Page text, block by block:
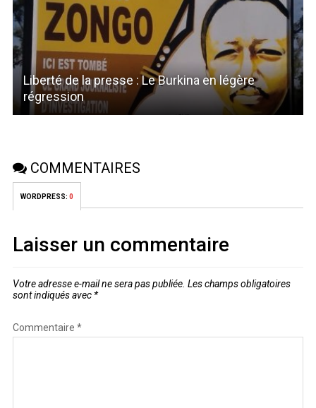
Liberté de la presse : Le Burkina en légère
régression
COMMENTAIRES
WORDPRESS: 0
Laisser un commentaire
Votre adresse e-mail ne sera pas publiée. Les champs obligatoires
sont indiqués avec *
Commentaire *